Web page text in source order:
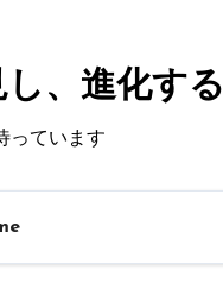
し、進化する
っています